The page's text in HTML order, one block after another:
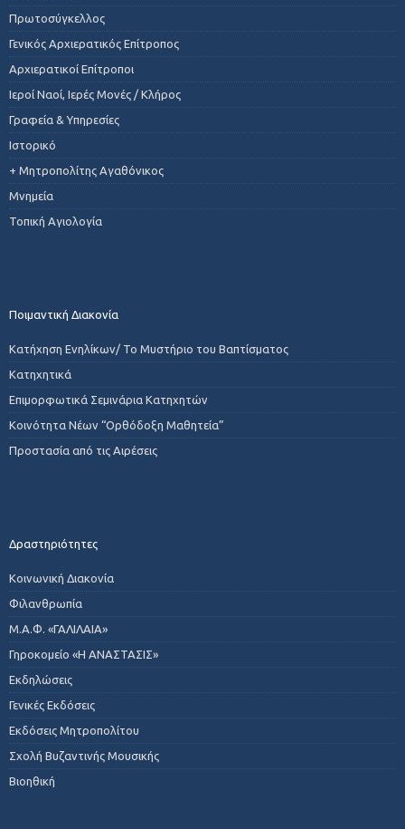
Πρωτοσύγκελλος
Γενικός Αρχιερατικός Επίτροπος
Αρχιερατικοί Επίτροποι
Ιεροί Ναοί, Ιερές Μονές / Κλήρος
Γραφεία & Υπηρεσίες
Ιστορικό
+ Μητροπολίτης Αγαθόνικος
Μνημεία
Τοπική Αγιολογία
Ποιμαντική Διακονία
Κατήχηση Ενηλίκων/ Το Μυστήριο του Βαπτίσματος
Κατηχητικά
Επιμορφωτικά Σεμινάρια Κατηχητών
Κοινότητα Νέων “Ορθόδοξη Μαθητεία”
Προστασία από τις Αιρέσεις
Δραστηριότητες
Κοινωνική Διακονία
Φιλανθρωπία
Μ.Α.Φ. «ΓΑΛΙΛΑΙΑ»
Γηροκομείο «Η ΑΝΑΣΤΑΣΙΣ»
Εκδηλώσεις
Γενικές Εκδόσεις
Εκδόσεις Μητροπολίτου
Σχολή Βυζαντινής Μουσικής
Βιοηθική